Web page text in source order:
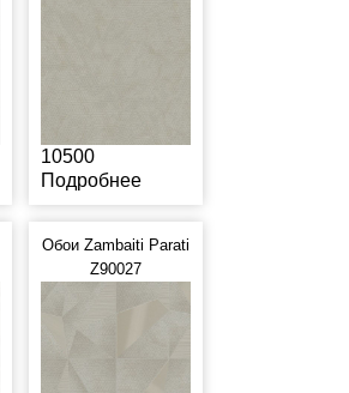
10500
Подробнее
Обои Zambaiti Parati
Z90027